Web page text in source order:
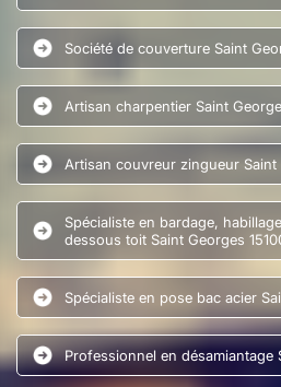
Société de couverture Saint
Artisan charpentier Saint
Artisan couvreur zingueur Saint
Spécialiste en bardage,
dessous toit Saint Georges
Spécialiste en pose bac acier
Professionnel en désamiantage